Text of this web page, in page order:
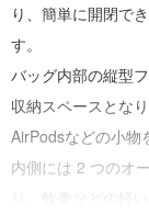
り、簡単に開閉で
す。
バッグ内部の縦型
収納スペースとな
AirPodsなどの小物
内側には 2 つのオ
り、軟膏などの軽